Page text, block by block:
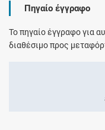
Πηγαίο έγγραφο
Το πηγαίο έγγραφο για
διαθέσιμο προς